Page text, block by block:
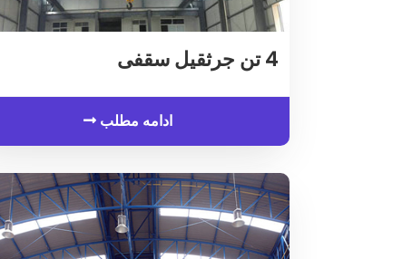
4 تن جرثقیل سقفی
ادامه مطلب